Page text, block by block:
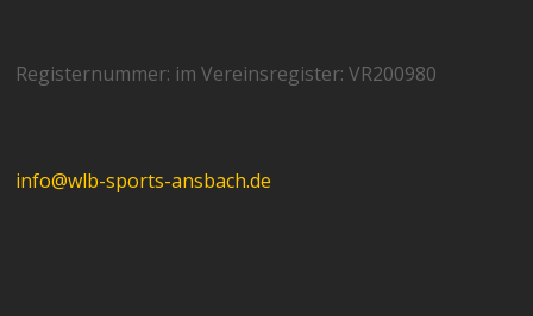
Registernummer: im Vereinsregister: VR200980
info@wlb-sports-ansbach.de